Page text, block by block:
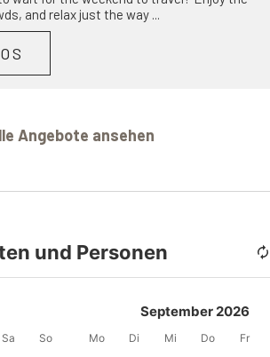
and relax just the way ...
Angebote ansehen
und Personen
Sa So
September 2026
Mo Di Mi Do Fr